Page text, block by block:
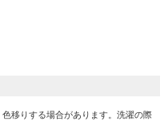
移りする場合があります。洗濯の際